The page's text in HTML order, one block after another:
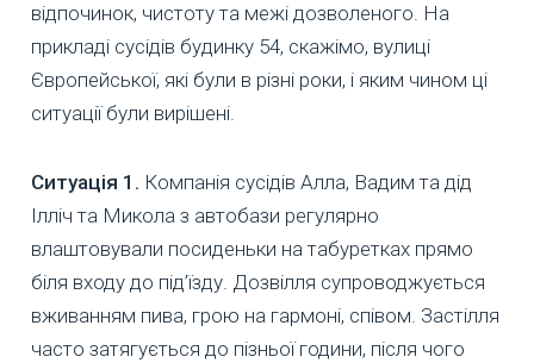
відпочинок, чистоту та межі дозволеного. На
прикладі сусідів будинку 54, скажімо, вулиці
Європейської, які були в різні роки, і яким чином ці
ситуації були вирішені.
Ситуація 1. Компанія сусідів Алла, Вадим та дід
Ілліч та Микола з автобази регулярно
влаштовували посиденьки на табуретках прямо
біля входу до під’їзду. Дозвілля супроводжується
вживанням пива, грою на гармоні, співом. Застілля
часто затягується до пізньої години, після чого